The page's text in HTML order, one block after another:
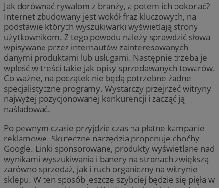
Jak dorównać rywalom z branży, a potem ich pokonać?
Internet zbudowany jest wokół fraz kluczowych, na
podstawie których wyszukiwarki wyświetlają strony
użytkownikom. Z tego powodu należy sprawdzić słowa
wpisywane przez internautów zainteresowanych
danymi produktami lub usługami. Następnie trzeba je
wpleść w treści takie jak opisy sprzedawanych towarów.
Co ważne, na początek nie będą potrzebne żadne
specjalistyczne programy. Wystarczy przejrzeć witryny
najwyżej pozycjonowanej konkurencji i zacząć ją
naśladować.
Po pewnym czasie przyjdzie czas na płatne kampanie
reklamowe. Skuteczne narzędzia proponuje choćby
Google. Linki sponsorowane, produkty wyświetlane nad
wynikami wyszukiwania i banery na stronach zwiększą
zarówno sprzedaż, jak i ruch organiczny na witrynie
sklepu. W ten sposób jeszcze szybciej będzie się pięła w